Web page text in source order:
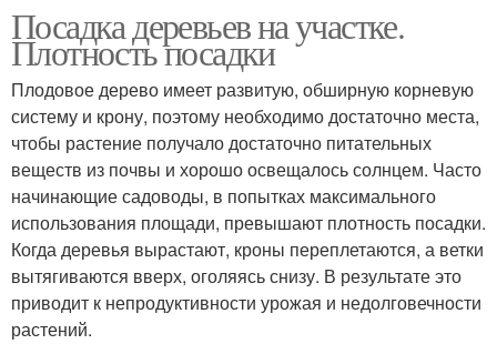
Посадка деревьев на участке.
Плотность посадки
Плодовое дерево имеет развитую, обширную корневую
систему и крону, поэтому необходимо достаточно места,
чтобы растение получало достаточно питательных
веществ из почвы и хорошо освещалось солнцем. Часто
начинающие садоводы, в попытках максимального
использования площади, превышают плотность посадки.
Когда деревья вырастают, кроны переплетаются, а ветки
вытягиваются вверх, оголяясь снизу. В результате это
приводит к непродуктивности урожая и недолговечности
растений.